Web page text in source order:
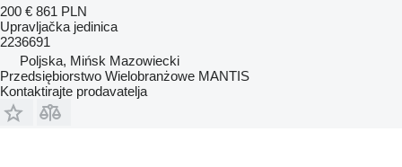
200 € 861 PLN
Upravljačka jedinica
2236691
Poljska, Mińsk Mazowiecki
Przedsiębiorstwo Wielobranżowe MANTIS
Kontaktirajte prodavatelja